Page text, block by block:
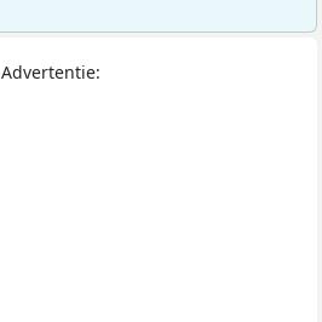
Advertentie: